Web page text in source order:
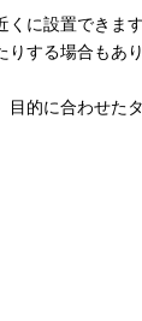
に設置できま
する場合もあり
的に合わせた